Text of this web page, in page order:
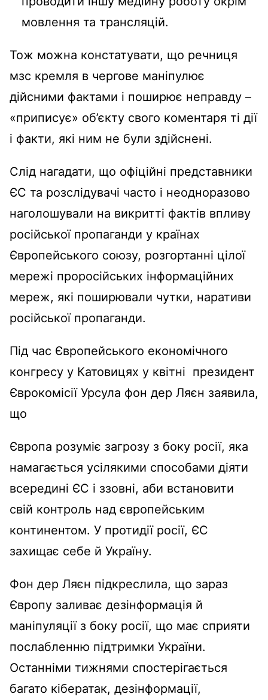
мовлення та трансляцій.
Тож можна констатувати, що речниця
мзс кремля в чергове маніпулює
дійсними фактами і поширює неправду –
«приписує» об’єкту свого коментаря ті дії
і факти, які ним не були здійснені.
Слід нагадати, що офіційні представники
ЄС та розслідувачі часто і неодноразово
наголошували на викритті фактів впливу
російської пропаганди у країнах
Європейського союзу, розгортанні цілої
мережі проросійських інформаційних
мереж, які поширювали чутки, наративи
російської пропаганди.
Під час Європейського економічного
конгресу у Катовицях у квітні президент
Єврокомісії Урсула фон дер Ляєн заявила,
що
Європа розуміє загрозу з боку росії, яка
намагається усілякими способами діяти
всередині ЄС і ззовні, аби встановити
свій контроль над європейським
континентом. У протидії росії, ЄС
захищає себе й Україну.
Фон дер Ляєн підкреслила, що зараз
Європу заливає дезінформація й
маніпуляції з боку росії, що має сприяти
послабленню підтримки України.
Останніми тижнями спостерігається
багато кібератак, дезінформації,